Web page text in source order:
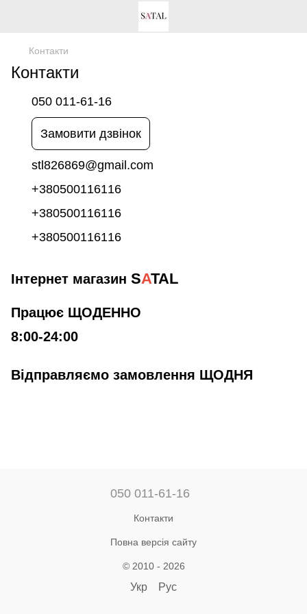
Контакти
Контакти
050 011-61-16
Замовити дзвінок
stl826869@gmail.com
+380500116116
+380500116116
+380500116116
Інтернет магазин SATAL
Працює ЩОДЕННО
8:00-24:00
Відправляємо замовлення ЩОДНЯ
050 011-61-16
Контакти
Повна версія сайту
© 2010 - 2026
Укр Рус